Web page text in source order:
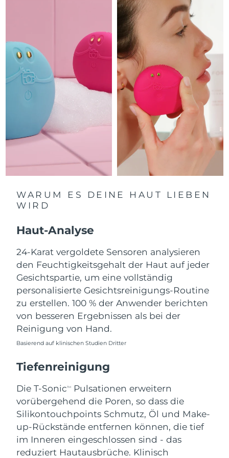
WARUM ES DEINE HAUT LIEBEN
WIRD
Haut-Analyse
24-Karat vergoldete Sensoren analysieren
den Feuchtigkeitsgehalt der Haut auf jeder
Gesichtspartie, um eine vollständig
personalisierte Gesichtsreinigungs-Routine
zu erstellen. 100 % der Anwender berichten
von besseren Ergebnissen als bei der
Reinigung von Hand.
Basierend auf klinischen Studien Dritter
Tiefenreinigung
Die T-SonicTM
Pulsationen erweitern
vorübergehend die Poren, so dass die
Silikontouchpoints Schmutz, Öl und Make-
up-Rückstände entfernen können, die tief
im Inneren eingeschlossen sind - das
reduziert Hautausbrüche. Klinisch
Erwartete Lieferung8/8/26
Erwartete Lieferung 8/8/26
Sonderverwaltungsregion
Macau
Erwartete Lieferung 8/10/26
Malaysia Erwartete Lieferung 8/11/26
Erwartete Lieferung 8/8/26
Mexiko Erwartete Lieferung 8/12/26
Monaco Erwartete Lieferung
Neuseeland
Norwegen
Oman Erwartete Lieferung
Philippinen Erwartete Lieferung
Polen Erwartete Lieferung 8/9/26
Portugal
Réunion Erwartete Lieferung
Rumänien Erwartete Lieferung8/8/26
Russland Erwartete Lieferung